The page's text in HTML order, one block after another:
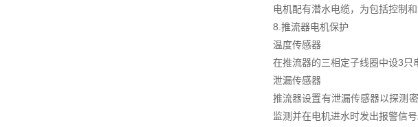
电机配有潜水电缆，为包括控制
8.推流器电机保护
温度传感器
在推流器的三相定子线圈中设3只
泄漏传感器
推流器设置有泄漏传感器以探测
监测并在电机进水时发出报警信号